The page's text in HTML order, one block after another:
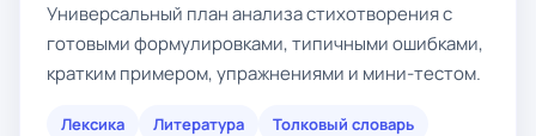
Универсальный план анализа стихотворения с
готовыми формулировками, типичными ошибками,
кратким примером, упражнениями и мини-тестом.
Лексика Литература Толковый словарь